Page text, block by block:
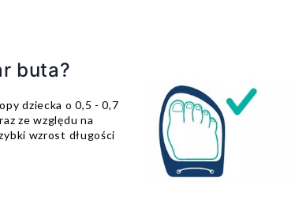
buta?
dziecka o 0,5 - 0,7
ze względu na
wzrost długości